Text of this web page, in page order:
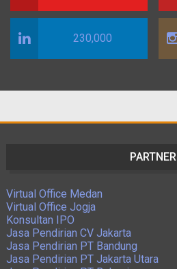
230,000
PARTNER
Virtual Office Medan
Virtual Office Jogja
Konsultan IPO
Jasa Pendirian CV Jakarta
Jasa Pendirian PT Bandung
Jasa Pendirian PT Jakarta Utara